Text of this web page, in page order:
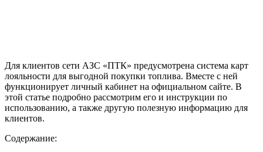
Для клиентов сети АЗС «ПТК» предусмотрена система карт
лояльности для выгодной покупки топлива. Вместе с ней
функционирует личный кабинет на официальном сайте. В
этой статье подробно рассмотрим его и инструкции по
использованию, а также другую полезную информацию для
клиентов.
Содержание: